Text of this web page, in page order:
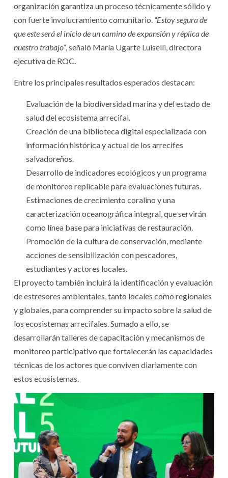
organización garantiza un proceso técnicamente sólido y
con fuerte involucramiento comunitario. “Estoy segura de
que este será el inicio de un camino de expansión y réplica de
nuestro trabajo”, señaló María Ugarte Luiselli, directora
ejecutiva de ROC.
Entre los principales resultados esperados destacan:
Evaluación de la biodiversidad marina y del estado de
salud del ecosistema arrecifal.
Creación de una biblioteca digital especializada con
información histórica y actual de los arrecifes
salvadoreños.
Desarrollo de indicadores ecológicos y un programa
de monitoreo replicable para evaluaciones futuras.
Estimaciones de crecimiento coralino y una
caracterización oceanográfica integral, que servirán
como línea base para iniciativas de restauración.
Promoción de la cultura de conservación, mediante
acciones de sensibilización con pescadores,
estudiantes y actores locales.
El proyecto también incluirá la identificación y evaluación
de estresores ambientales, tanto locales como regionales
y globales, para comprender su impacto sobre la salud de
los ecosistemas arrecifales. Sumado a ello, se
desarrollarán talleres de capacitación y mecanismos de
monitoreo participativo que fortalecerán las capacidades
técnicas de los actores que conviven diariamente con
estos ecosistemas.